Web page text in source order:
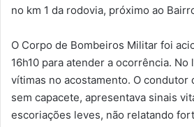
no km 1 da rodovia, próximo ao
O Corpo de Bombeiros Militar foi
16h10 para atender a ocorrência. No
vítimas no acostamento. O condutor
sem capacete, apresentava sinais
escoriações leves, não relatando